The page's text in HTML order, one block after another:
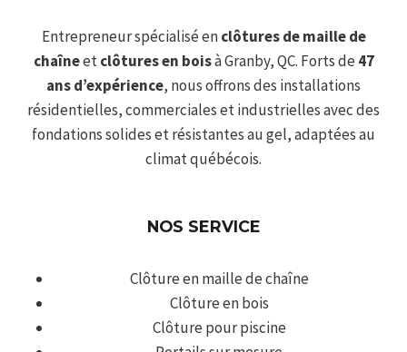
Entrepreneur spécialisé enclôtures de maille de
chaîneetclôtures en boisàGranby, QC. Forts de 47
ans d’expérience, nous offrons des installations
résidentielles, commerciales et industrielles avec des
fondations solides et résistantes au gel, adaptées au
climat québécois.
NOS SERVICE
Clôture en maille de chaîne
Clôture en bois
Clôture pour piscine